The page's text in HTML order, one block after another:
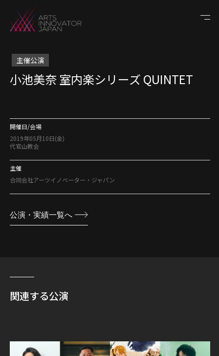
主催公演
小池美奈 室内楽シリーズ QUINTET
開催日/会場
2019年05月10日(金)
代官山教会
主催
合同会社アーツイノベーター・ジャパン
公演・実績一覧へ
関連する公演